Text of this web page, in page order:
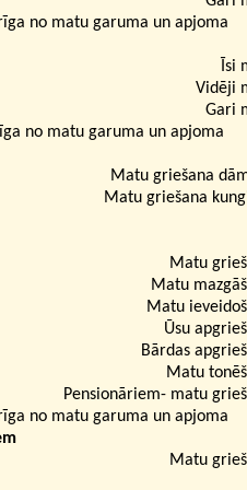
no matu garuma un apjoma
Īsi
Vidēji
Gari
no matu garuma un apjoma
Matu griešana
Matu griešana
Matu
Matu
Matu
Ūsu
Bārdas
Matu
Pensionāriem- matu
no matu garuma un apjoma
Matu